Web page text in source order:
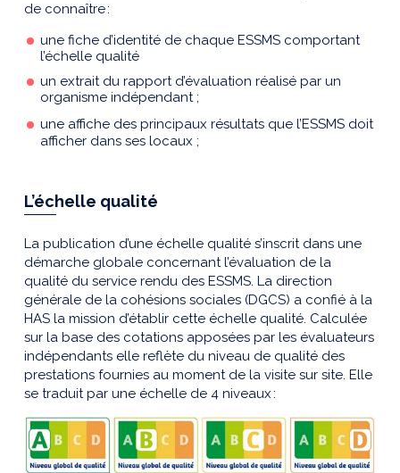
de connaître:
une fiche d’identité de chaque ESSMS comportant
l’échelle qualité
un extrait du rapport d’évaluation réalisé par un
organisme indépendant ;
une affiche des principaux résultats que l’ESSMS doit
afficher dans ses locaux ;
L’échelle qualité
La publication d’une échelle qualité s’inscrit dans une
démarche globale concernant l’évaluation de la
qualité du service rendu des ESSMS. La direction
générale de la cohésions sociales (DGCS) a confié à la
HAS la mission d’établir cette échelle qualité. Calculée
sur la base des cotations apposées par les évaluateurs
indépendants elle reflète du niveau de qualité des
prestations fournies au moment de la visite sur site. Elle
se traduit par une échelle de 4 niveaux :